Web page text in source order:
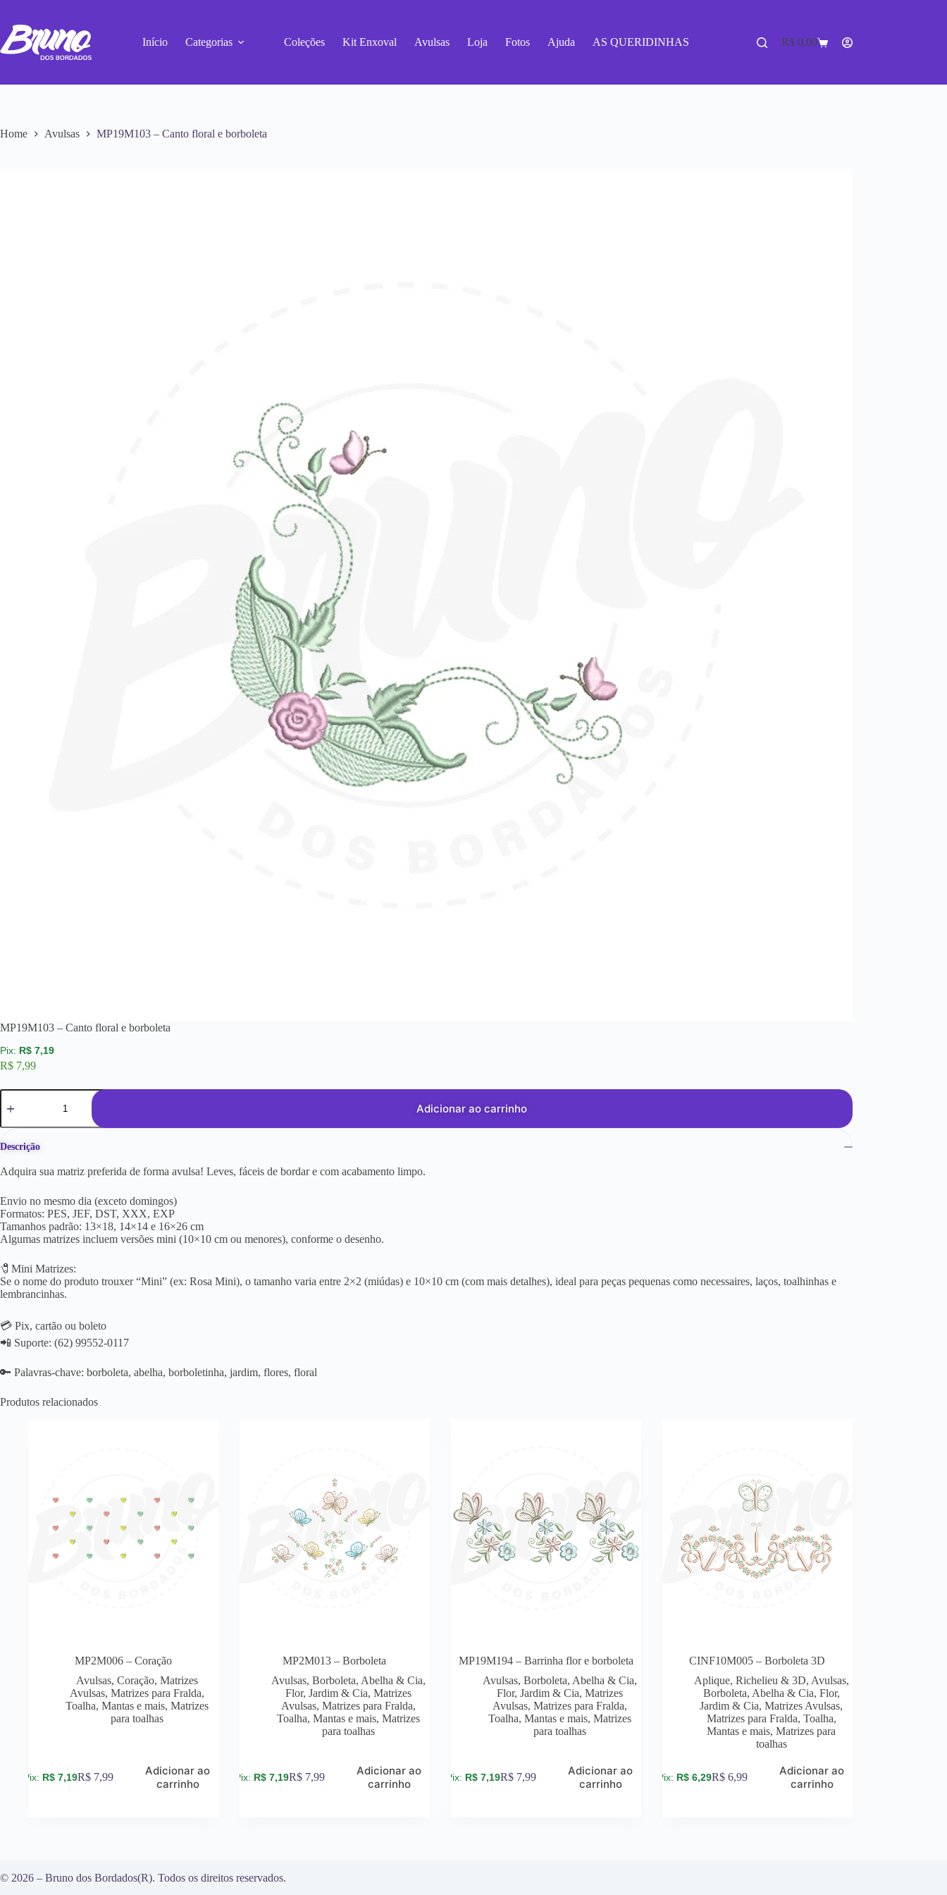
Início Categorias Coleções Kit Enxoval Avulsas Loja Fotos Ajuda AS QUERIDINHAS R$0,00
Home Avulsas MP19M103 – Canto floral e borboleta
MP19M103 – Canto floral e borboleta
R$ 7,19
R$ 7,99
Adicionar ao carrinho
Descrição
Adquira sua matriz preferida de forma avulsa! Leves, fáceis de bordar e com acabamento limpo.
Envio no mesmo dia (exceto domingos)
Formatos: PES, JEF, DST, XXX, EXP
Tamanhos padrão: 13×18, 14×14 e 16×26 cm
Algumas matrizes incluem versões mini (10×10 cm ou menores), conforme o desenho.
🧷Mini Matrizes:
Se o nome do produto trouxer “Mini” (ex: Rosa Mini), o tamanho varia entre 2×2 (miúdas) e 10×10 cm (com mais detalhes), ideal para peças pequenas como necessaires, laços, toalhinhas e
lembrancinhas.
💳 Pix, cartão ou boleto
📲 Suporte: (62) 99552-0117
🔑 Palavras-chave: borboleta, abelha, borboletinha, jardim, flores, floral
Produtos relacionados
MP2M006 – Coração
Avulsas,Coração,Matrizes
Avulsas,Matrizes para Fralda,
Toalha, Mantas e mais,Matrizes
para toalhas
R$ 7,19R$ 7,99
Adicionar ao
carrinho
MP2M013 – Borboleta
Avulsas,Borboleta, Abelha & Cia,
Flor, Jardim & Cia,Matrizes
Avulsas,Matrizes para Fralda,
Toalha, Mantas e mais,Matrizes
para toalhas
R$ 7,19R$ 7,99
Adicionar ao
carrinho
MP19M194 – Barrinha flor e borboleta
Avulsas,Borboleta, Abelha & Cia,
Flor, Jardim & Cia,Matrizes
Avulsas,Matrizes para Fralda,
Toalha, Mantas e mais,Matrizes
para toalhas
R$ 7,19R$ 7,99
Adicionar ao
carrinho
CINF10M005 – Borboleta 3D
Aplique, Richelieu & 3D, Avulsas,
Borboleta, Abelha & Cia, Flor,
Jardim & Cia,Matrizes Avulsas,
Matrizes para Fralda, Toalha,
Mantas e mais,Matrizes para
toalhas
R$ 6,29R$ 6,99
Adicionar ao
carrinho
© 2026 – Bruno dos Bordados(R). Todos os direitos reservados.